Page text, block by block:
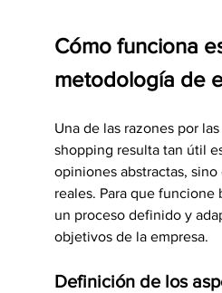
Cómo funciona
metodología de
Una de las razones por
shopping resulta tan útil
opiniones abstractas,
reales. Para que funcione
un proceso definido y
objetivos de la empresa.
Definición de los